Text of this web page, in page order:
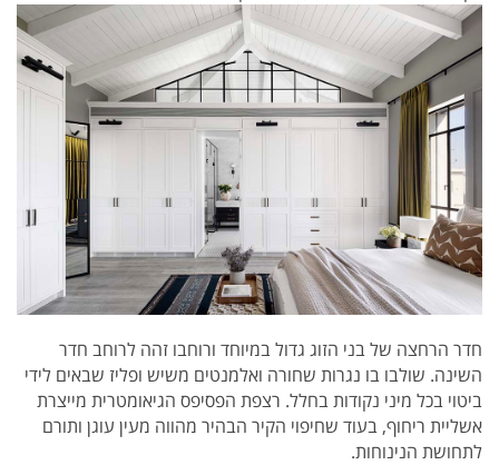
חדר הרחצה של בני הזוג גדול במיוחד ורוחבו זהה לרוחב חדר
השינה. שולבו בו נגרות שחורה ואלמנטים משיש ופליז שבאים לידי
ביטוי בכל מיני נקודות בחלל. רצפת הפסיפס הגיאומטרית מייצרת
אשליית ריחוף, בעוד שחיפוי הקיר הבהיר מהווה מעין עוגן ותורם
לתחושת הנינוחות.